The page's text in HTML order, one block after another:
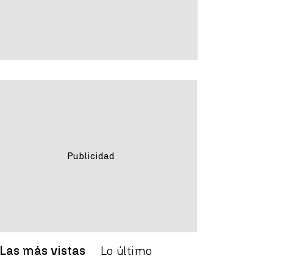
Las más vistas Lo último